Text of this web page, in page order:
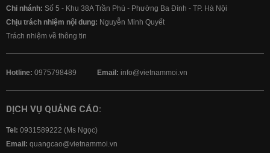
Chi nhánh: Số 5 - Khu 38A Trần Phú - Phường Ba Đình - TP. Hà Nội
Chịu trách nhiệm nội dung: Nguyễn Minh Quyết
Trách nhiệm về thông tin
Hotline: 0975798489 Email: info@vietnammoi.vn
DỊCH VỤ QUẢNG CÁO:
Tel: 0931589222 (Ms Ngọc)
Email: quangcao@vietnammoi.vn